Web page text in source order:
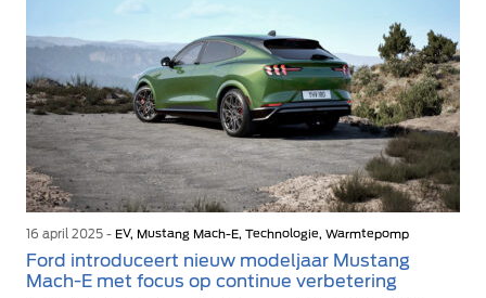
16 april 2025 - EV, Mustang Mach-E, Technologie, Warmtepomp
Ford introduceert nieuw modeljaar Mustang
Mach-E met focus op continue verbetering